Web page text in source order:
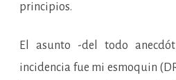
principios.
El asunto -del todo
incidencia fue mi esmoquin